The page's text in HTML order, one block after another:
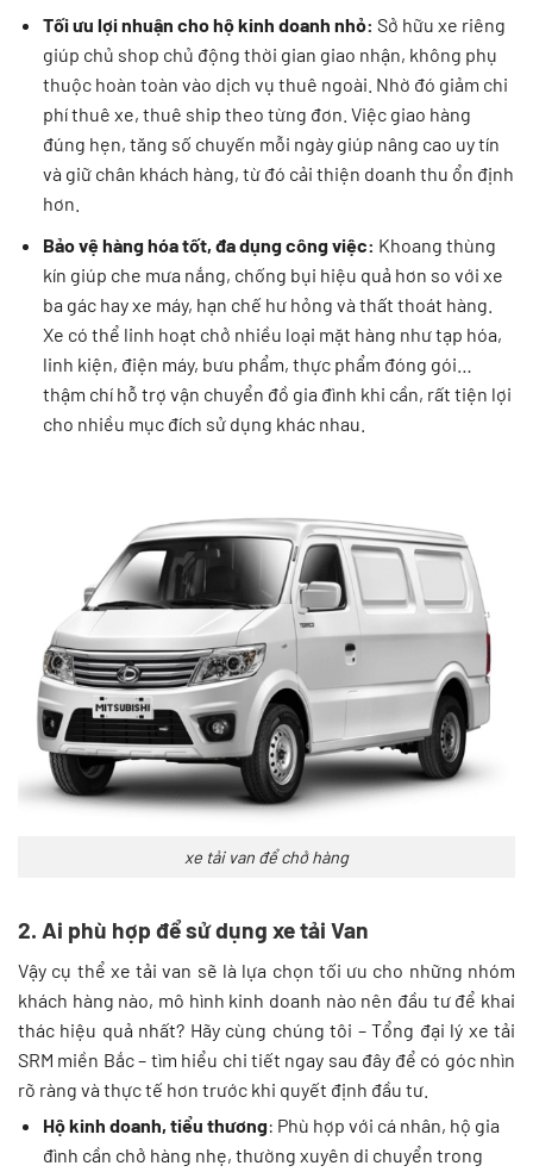
Tối ưu lợi nhuận cho hộ kinh doanh nhỏ: Sở hữu xe riêng
giúp chủ shop chủ động thời gian giao nhận, không phụ
thuộc hoàn toàn vào dịch vụ thuê ngoài. Nhờ đó giảm chi
phí thuê xe, thuê ship theo từng đơn. Việc giao hàng
đúng hẹn, tăng số chuyến mỗi ngày giúp nâng cao uy tín
và giữ chân khách hàng, từ đó cải thiện doanh thu ổn định
hơn.
Bảo vệ hàng hóa tốt, đa dụng công việc: Khoang thùng
kín giúp che mưa nắng, chống bụi hiệu quả hơn so với xe
ba gác hay xe máy, hạn chế hư hỏng và thất thoát hàng.
Xe có thể linh hoạt chở nhiều loại mặt hàng như tạp hóa,
linh kiện, điện máy, bưu phẩm, thực phẩm đóng gói…
thậm chí hỗ trợ vận chuyển đồ gia đình khi cần, rất tiện lợi
cho nhiều mục đích sử dụng khác nhau.
xe tải van để chở hàng
2. Ai phù hợp để sử dụng xe tải Van
Vậy cụ thể xe tải van sẽ là lựa chọn tối ưu cho những nhóm
khách hàng nào, mô hình kinh doanh nào nên đầu tư để khai
thác hiệu quả nhất? Hãy cùng chúng tôi – Tổng đại lý xe tải
SRM miền Bắc – tìm hiểu chi tiết ngay sau đây để có góc nhìn
rõ ràng và thực tế hơn trước khi quyết định đầu tư.
Hộ kinh doanh, tiểu thương: Phù hợp với cá nhân, hộ gia
đình cần chở hàng nhẹ, thường xuyên di chuyển trong